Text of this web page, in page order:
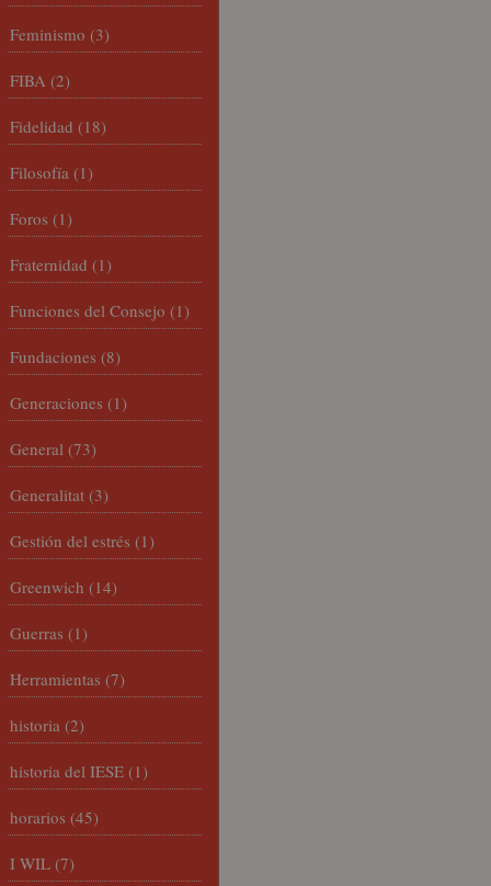
Feminismo (3)
FIBA (2)
Fidelidad (18)
Filosofía (1)
Foros (1)
Fraternidad (1)
Funciones del Consejo (1)
Fundaciones (8)
Generaciones (1)
General (73)
Generalitat (3)
Gestión del estrés (1)
Greenwich (14)
Guerras (1)
Herramientas (7)
historia (2)
historia del IESE (1)
horarios (45)
I WIL (7)